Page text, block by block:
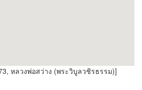
หลวงพ่อสว่าง (พระวิบูลวชิรธรรม)]